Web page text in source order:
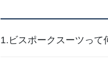
1.ビスポークスーツって